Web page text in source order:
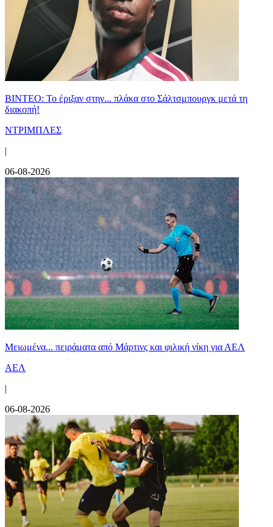
ΒΙΝΤΕΟ: Το έριξαν στην... πλάκα στο Σάλτσμπουργκ μετά τη
διακοπή!
ΝΤΡΙΜΠΛΕΣ
|
06-08-2026
Μειωμένα... πειράματα από Μάρτινς και φιλική νίκη για ΑΕΛ
ΑΕΛ
|
06-08-2026